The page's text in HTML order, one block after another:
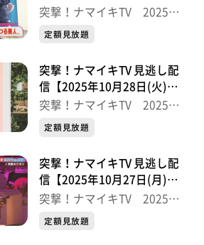
送分】
突撃！ナマイキTV 2025後
半
定額見放題
突撃！ナマイキTV 見逃し配
信【2025年10月28日(火)放
送分】
突撃！ナマイキTV 2025後
半
定額見放題
突撃！ナマイキTV 見逃し配
信【2025年10月27日(月)放
送分】
突撃！ナマイキTV 2025後
半
定額見放題